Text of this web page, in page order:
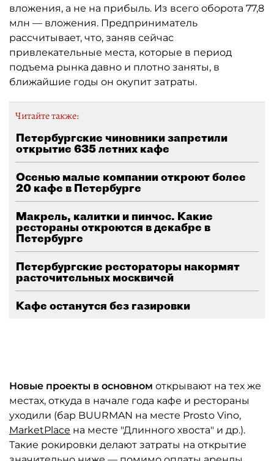
вложения, а не на прибыль. Из всего оборота 77,8
млн — вложения. Предприниматель
рассчитывает, что, заняв сейчас
привлекательные места, которые в период
подъема рынка давно и плотно заняты, в
ближайшие годы он окупит затраты.
Читайте также:
Петербургские чиновники запретили
открытие 635 летних кафе
Осенью малые компании откроют более
20 кафе в Петербурге
Макрель, калитки и пинчос. Какие
рестораны откроются в декабре в
Петербурге
Петербургские рестораторы накормят
расточительных москвичей
Кафе останутся без газировки
Новые проекты в основном открывают на тех же
местах, откуда в начале года кафе и рестораны
уходили (бар BUURMAN на месте Prosto Vino,
MarketPlace на месте "Длинного хвоста" и др.).
Такие рокировки делают затраты на открытие